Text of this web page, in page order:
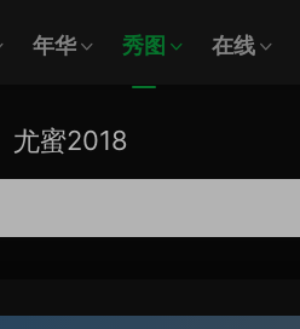
年华 秀图 在线
尤蜜2018